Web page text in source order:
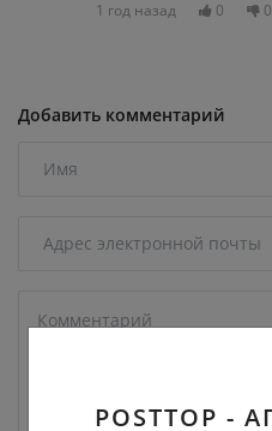
1 год назад 0 0
Добавить комментарий
POSTTOP -